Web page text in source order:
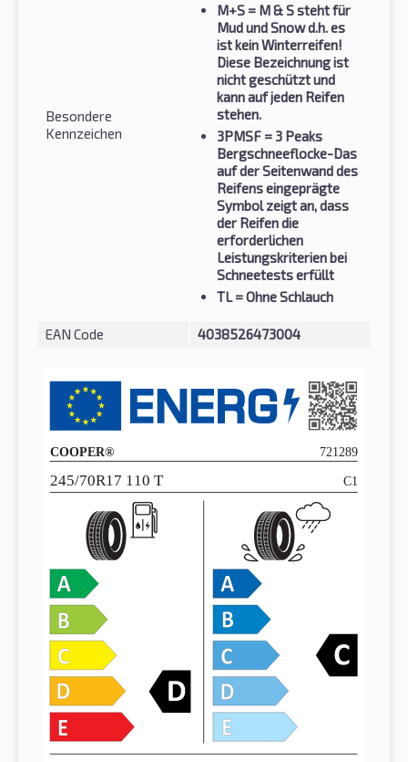
Besondere
Kennzeichen
M+S = M & S steht für
Mud und Snow d.h. es
ist kein Winterreifen!
Diese Bezeichnung ist
nicht geschützt und
kann auf jeden Reifen
stehen.
3PMSF = 3 Peaks
Bergschneeflocke-Das
auf der Seitenwand des
Reifens eingeprägte
Symbol zeigt an, dass
der Reifen die
erforderlichen
Leistungskriterien bei
Schneetests erfüllt
TL= Ohne Schlauch
EAN Code 4038526473004